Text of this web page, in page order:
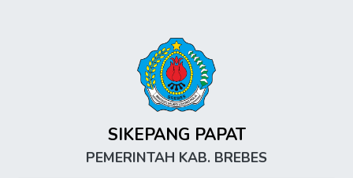
SIKEPANG PAPAT
PEMERINTAH KAB. BREBES